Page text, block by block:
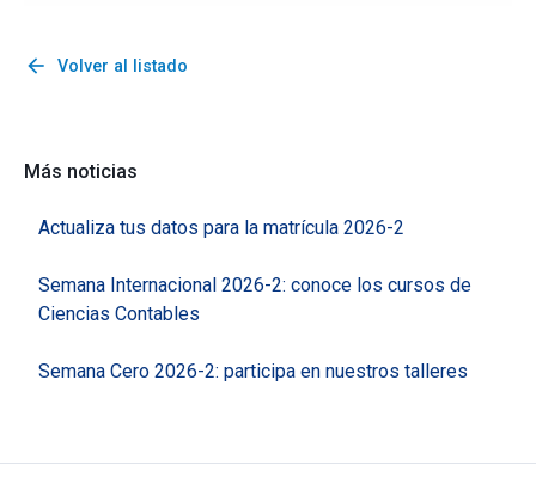
arrow_back Volver al listado
Más noticias
Actualiza tus datos para la matrícula 2026-2
Semana Internacional 2026-2: conoce los cursos de
Ciencias Contables
Semana Cero 2026-2: participa en nuestros talleres